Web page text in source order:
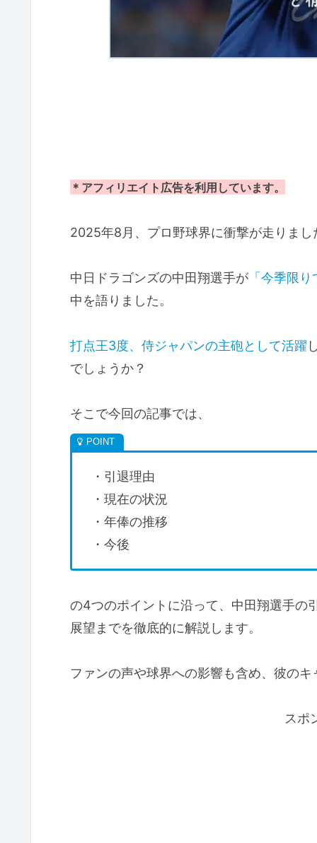
＊アフィリエイト広告を利用しています。
2025年8月、プロ野球界に衝撃が走りまし
中日ドラゴンズの中田翔選手が 「今季限
中を語りました。
打点王3度、侍ジャパンの主砲として活躍
でしょうか？
そこで今回の記事では、
・引退理由
・現在の状況
・年俸の推移
・今後
の4つのポイントに沿って、中田翔選手の
展望までを徹底的に解説します。
ファンの声や球界への影響も含め、彼の
スポ